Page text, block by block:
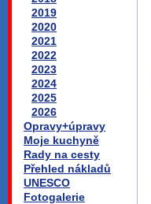
2019
2020
2021
2022
2023
2024
2025
2026
Opravy+úpravy
Moje kuchyně
Rady na cesty
Přehled nákladů
UNESCO
Fotogalerie